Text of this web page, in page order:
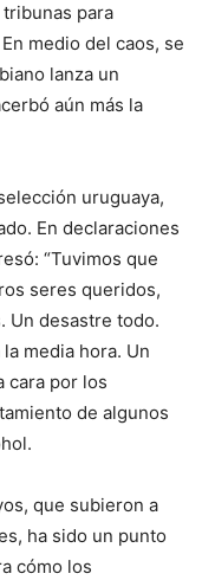
para
medio del caos, se
lanza un
aún más la
uruguaya,
En declaraciones
“Tuvimos que
seres queridos,
Un desastre todo.
media hora. Un
cara por los
de algunos
que subieron a
ha sido un punto
cómo los